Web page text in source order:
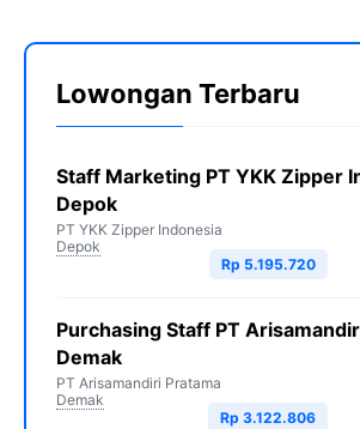
Lowongan Terbaru
Staff Marketing PT YKK Zipper
Depok
PT YKK Zipper Indonesia
Depok
Rp 5.195.720
Purchasing Staff PT
Demak
PT Arisamandiri Pratama
Demak
Rp 3.122.806